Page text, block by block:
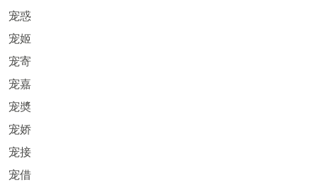
宠惑
宠姬
宠寄
宠嘉
宠奬
宠娇
宠接
宠借